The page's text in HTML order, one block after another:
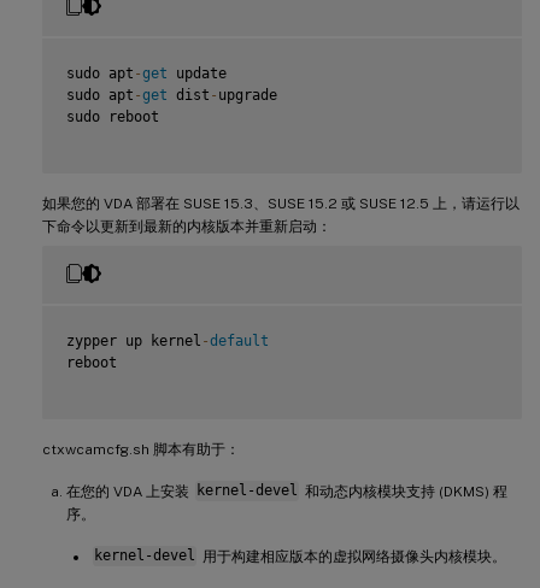
sudo apt -get update
sudo apt -get dist - upgrade
sudo reboot
如果您的 VDA 部署在 SUSE 15.3、SUSE 15.2 或 SUSE 12.5 上，请运行以
下命令以更新到最新的内核版本并重新启动：
zypper up kernel -default
reboot
ctxwcamcfg.sh 脚本有助于：
在您的 VDA 上安装 kernel-devel 和动态内核模块支持 (DKMS) 程
序。
kernel-devel 用于构建相应版本的虚拟网络摄像头内核模块。